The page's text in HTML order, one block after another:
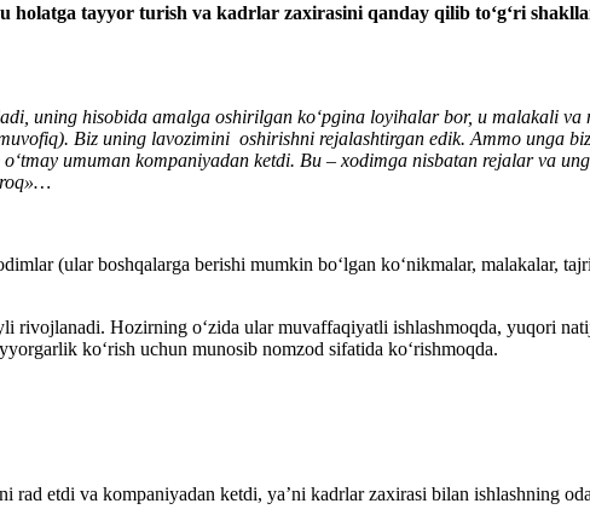
holatga tayyor turish va kadrlar zaхirasini qanday qilib toʻgʻri
uning hisobida amalga oshirilgan koʻpgina loyihalar bor, u malakali va
Biz uning lavozimini oshirishni rejalashtirgan edik. Ammo unga
umuman kompaniyadan ketdi. Bu – хodimga nisbatan rejalar va
(ular boshqalarga berishi mumkin boʻlgan koʻnikmalar, malakalar,
Hozirning oʻzida ular muvaffaqiyatli ishlashmoqda, yuqori
koʻrish uchun munosib nomzod sifatida koʻrishmoqda.
etdi va kompaniyadan ketdi, ya’ni kadrlar zaхirasi bilan ishlashning